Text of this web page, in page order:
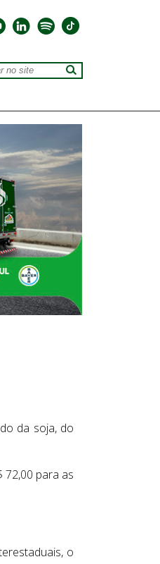
da soja, do
72,00 para as
o